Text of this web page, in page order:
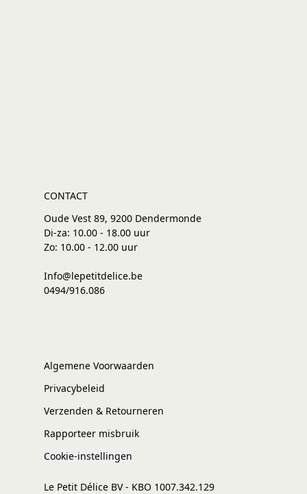
CONTACT
Oude Vest 89, 9200 Dendermonde
Di-za: 10.00 - 18.00 uur
Zo: 10.00 - 12.00 uur
Info@lepetitdelice.be
0494/916.086
Algemene Voorwaarden
Privacybeleid
Verzenden & Retourneren
Rapporteer misbruik
Cookie-instellingen
Le Petit Délice BV - KBO 1007.342.129